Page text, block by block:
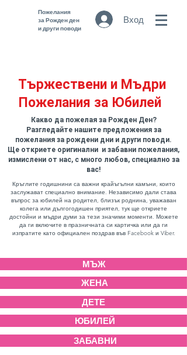
Пожелания
за Рожден ден
и други поводи
Вход
Тържествени и Мъдри
Пожелания за Юбилей
Какво да пожелая за Рожден Ден?
Разгледайте нашите предложения за
пожелания за рождени дни и други поводи.
Ще откриете оригинални и забавни пожелания,
измислени от нас, с много любов, специално за
вас!
Кръглите годишнини са важни крайъгълни камъни, които
заслужават специално внимание. Независимо дали става
въпрос за юбилей на родител, близък роднина, уважаван
колега или дългогодишен приятел, тук ще откриете
достойни и мъдри думи за тези значими моменти. Можете
да ги включите в празничната си картичка или да ги
изпратите като официален поздрав във Facebook и Viber.
МЪЖ
ЖЕНА
ДЕТЕ
ЮБИЛЕЙ
ЗАБАВНИ